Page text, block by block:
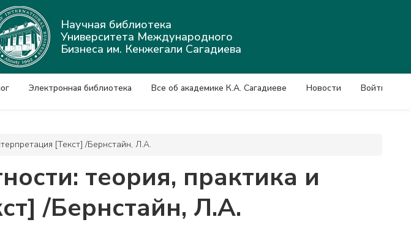
Научная библиотека
Университета Международного
Бизнеса им. Кенжегали Сагадиева
Электронная библиотека Все об академике К.А. Сагадиеве Новости Войти
[Текст] /Бернстайн, Л.А.
теория, практика и
/Бернстайн, Л.А.